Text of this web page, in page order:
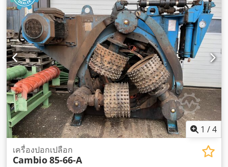
1 /4
เครื่องปอกเปลือก
Cambio85-66-A